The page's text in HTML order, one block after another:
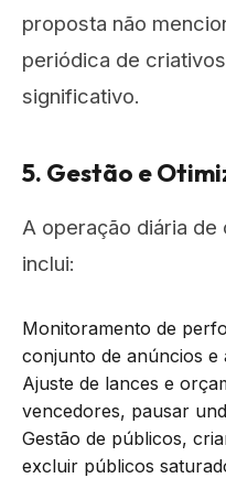
proposta não
periódica de
significativo.
5. Gestão e
A operação diária de
inclui:
Monitoramento de
conjunto de anúncios e
Ajuste de lances e
vencedores, pausar
Gestão de públicos,
excluir públicos